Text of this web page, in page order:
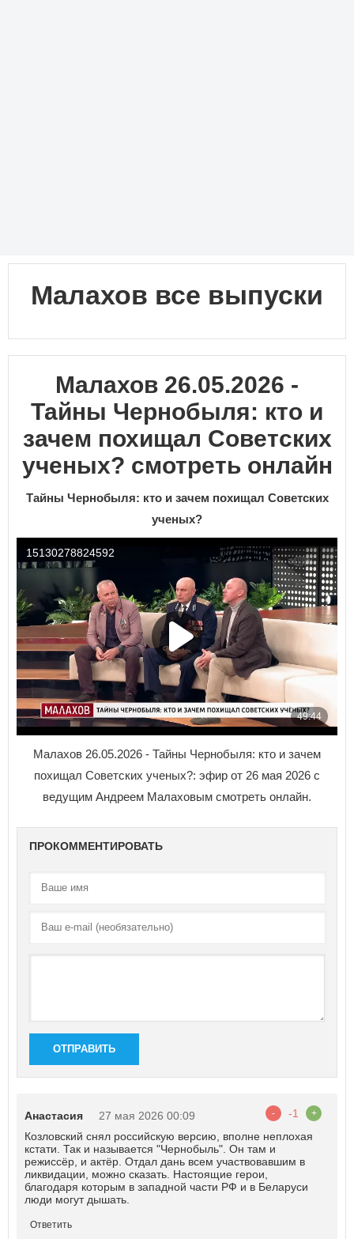
Малахов все выпуски
Малахов 26.05.2026 -
Тайны Чернобыля: кто и
зачем похищал Советских
ученых? смотреть онлайн
Тайны Чернобыля: кто и зачем похищал Советских
ученых?
Малахов 26.05.2026 - Тайны Чернобыля: кто и зачем
похищал Советских ученых?: эфир от 26 мая 2026 с
ведущим Андреем Малаховым смотреть онлайн.
ПРОКОММЕНТИРОВАТЬ
ОТПРАВИТЬ
Анастасия 27 мая 2026 00:09 - -1 +
Козловский снял российскую версию, вполне неплохая
кстати. Так и называется "Чернобыль". Он там и
режиссёр, и актëр. Отдал дань всем участвовавшим в
ликвидации, можно сказать. Настоящие герои,
благодаря которым в западной части РФ и в Беларуси
люди могут дышать.
Ответить